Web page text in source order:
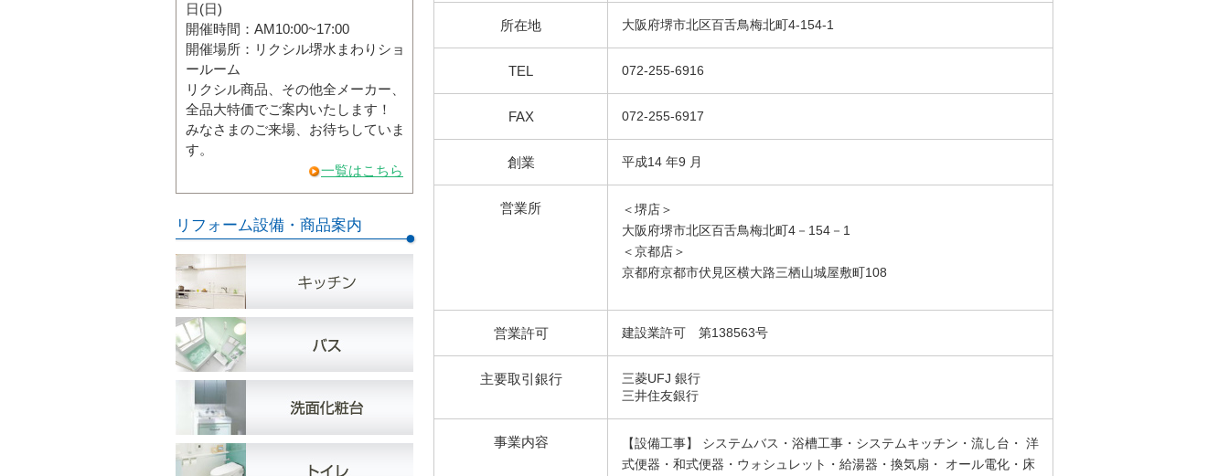
所在地 大阪府堺市北区百舌鳥梅北町4-154-1
TEL 072-255-6916
FAX 072-255-6917
創業 平成14 年9 月
営業所
＜堺店＞
大阪府堺市北区百舌鳥梅北町4－154－1
＜京都店＞
京都府京都市伏見区横大路三栖山城屋敷町108
営業許可 建設業許可 第138563号
主要取引銀行
三菱UFJ 銀行
三井住友銀行
事業内容
【設備工事】 システムバス・浴槽工事・システムキッチン・流し台・ 洋
式便器・和式便器・ウォシュレット・給湯器・換気扇・ オール電化・床
日(日)
開催時間：AM10:00~17:00
開催場所：リクシル堺水まわりショ
ールーム
リクシル商品、その他全メーカー、
全品大特価でご案内いたします！
みなさまのご来場、お待ちしていま
す。
一覧はこちら
リフォーム設備・商品案内